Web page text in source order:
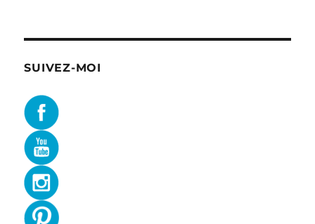
SUIVEZ-MOI